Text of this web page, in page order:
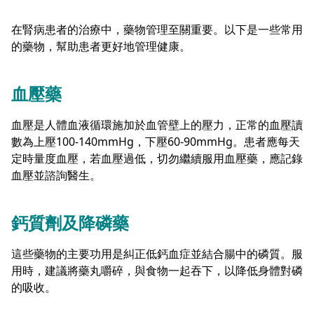
在腎病患者的治療中，藥物管理至關重要。以下是一些常用
的藥物，幫助患者更好地管理健康。
血壓藥
血壓是人體血液循環施加於血管壁上的壓力，正常的血壓讀
數為上壓100-140mmHg，下壓60-90mmHg。患者應每天
定時量度血壓，若血壓過低，切勿繼續服用血壓藥，應記錄
血壓並諮詢醫生。
鈣質劑及降磷藥
這些藥物的主要功用是糾正低鈣血症並結合腸中的磷質。服
用時，建議將藥丸嚼碎，與食物一起吞下，以降低身體對磷
的吸收。